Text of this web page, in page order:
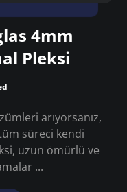
4mm
Pleksi
arıyorsanız,
süreci kendi
uzun ömürlü ve
...